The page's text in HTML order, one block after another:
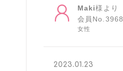
Maki様より
会員No.3968
女性
2023.01.23